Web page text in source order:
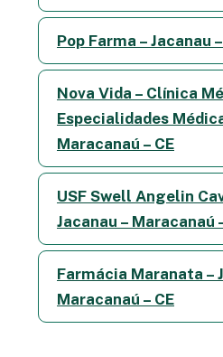
Pop Farma – Jacanau
Nova Vida – Clínica
Especialidades
Maracanaú – CE
USF Swell Angelin
Jacanau – Maracanaú
Farmácia Maranata –
Maracanaú – CE